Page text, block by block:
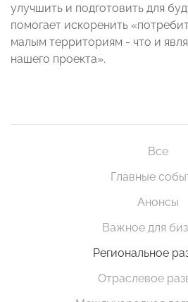
улучшить и подготовить для
помогает искоренить
малым территориям - что и
нашего проекта».
Все
Главные
Анонсы
Важное для
Региональное
Отраслевое